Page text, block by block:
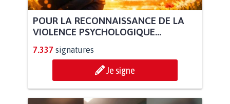
POUR LA RECONNAISSANCE DE LA
VIOLENCE PSYCHOLOGIQUE...
7.337 signatures
Je signe